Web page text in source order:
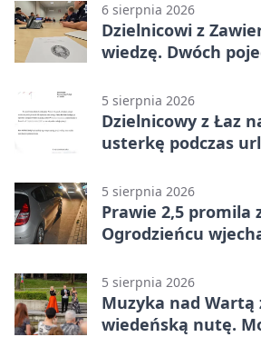
6 sierpnia 2026
Dzielnicowi z
wiedzę. Dwóch
5 sierpnia 2026
Dzielnicowy z Łaz
usterkę podczas
5 sierpnia 2026
Prawie 2,5 promila
Ogrodzieńcu
5 sierpnia 2026
Muzyka nad Wartą
wiedeńską nutę.